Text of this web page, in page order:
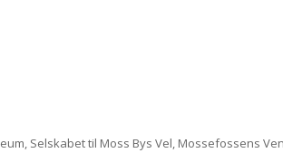
Selskabet til Moss Bys Vel, Mossefossens